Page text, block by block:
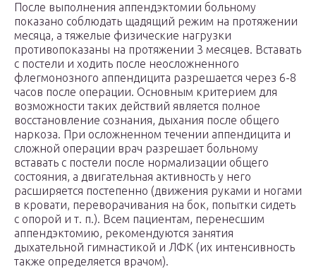
После выполнения аппендэктомии больному
показано соблюдать щадящий режим на протяжении
месяца, а тяжелые физические нагрузки
противопоказаны на протяжении 3 месяцев. Вставать
с постели и ходить после неосложненного
флегмонозного аппендицита разрешается через 6-8
часов после операции. Основным критерием для
возможности таких действий является полное
восстановление сознания, дыхания после общего
наркоза. При осложненном течении аппендицита и
сложной операции врач разрешает больному
вставать с постели после нормализации общего
состояния, а двигательная активность у него
расширяется постепенно (движения руками и ногами
в кровати, переворачивания на бок, попытки сидеть
с опорой и т. п.). Всем пациентам, перенесшим
аппендэктомию, рекомендуются занятия
дыхательной гимнастикой и ЛФК (их интенсивность
также определяется врачом).